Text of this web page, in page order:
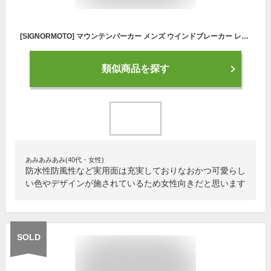
[SIGNORMOTO] マウンテンパーカー メンズ ウインドブレーカー レディース 防風 アウタージャケット 保温 アウトドアジャケット 防水 透湿性 多機能 フード付き 登山 釣り キャンプ 春 秋 冬 登山服 4XL
類似商品を探す
あみあみあみ(40代・女性)
防水性防風性など実用面は充実しておりなおかつ可愛らし
い色やデザインが施されているため女性向きだと思います
SOLD